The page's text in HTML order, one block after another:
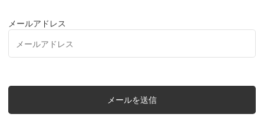
メールアドレス
メールを送信